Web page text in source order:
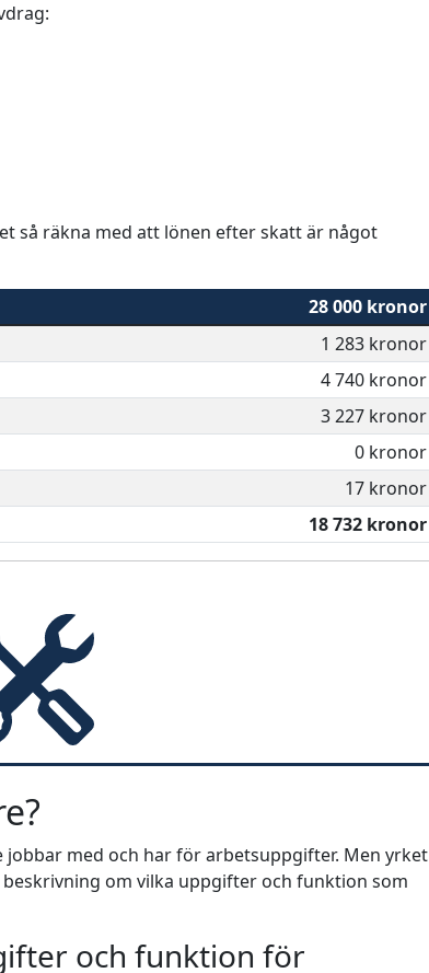
så räkna med att lönen efter skatt är något
28 000 kronor
1 283 kronor
4 740 kronor
3 227 kronor
0 kronor
17 kronor
18 732 kronor
med och har för arbetsuppgifter. Men yrket
om vilka uppgifter och funktion som
och funktion för